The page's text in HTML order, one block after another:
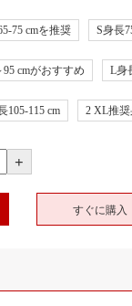
75 cmを推奨 S身長
cmがおすすめ L身
105-115 cm 2 XL推奨
+
すぐに購入